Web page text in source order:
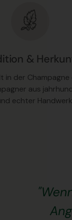
&
in der
aus
echter